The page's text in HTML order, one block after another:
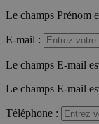
Le champs Prénom
E-mail :
Le champs E-mail
Le champs E-mail
Téléphone :